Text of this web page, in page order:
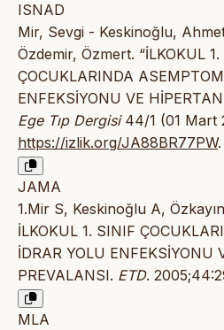
ISNAD
Mir, Sevgi - Keskinoğlu,
Özdemir, Özmert. “İLKOKUL
ÇOCUKLARINDA
ENFEKSİYONU VE
Ege Tıp Dergisi44/1 (01 Mart
https://izlik.org/JA88BR77PW.
JAMA
1.Mir S, Keskinoğlu A,
İLKOKUL 1. SINIF
İDRAR YOLU ENFEKSİYONU
PREVALANSI. ETD.
MLA